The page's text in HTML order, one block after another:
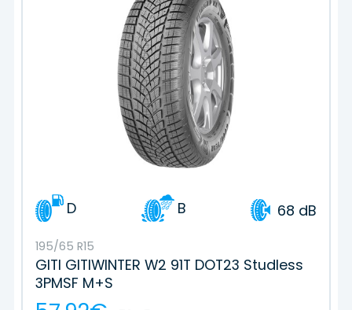
D B 68 dB
195/65 R15
GITI GITIWINTER W2 91T DOT23 Studless
3PMSF M+S